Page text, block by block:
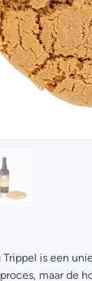
is een
maar de